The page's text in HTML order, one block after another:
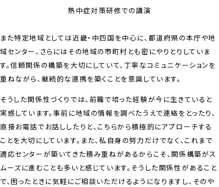
熱中症対策研修での講演
また特定地域としては近畿・中四国を中心に、都道府県の本庁や地
域センター、さらにはその地域の市町村とも密にやりとりしていま
す。信頼関係の構築を大切にしていて、丁寧なコミュニケーションを
重ねながら、継続的な連携を築くことを意識しています。
そうした関係性づくりでは、前職で培った経験が今に生きていると
実感しています。事前に地域の情報を調べたうえで連絡をとったり、
直接お電話でお話ししたりと、こちらから積極的にアプローチする
ことを大切にしています。また、私自身の努力だけでなく、これまで
適応センターが築いてきた積み重ねがあるからこそ、関係構築がス
ムーズに進むことも多いと感じています。そうした関係性があること
で、困ったときに気軽にご相談いただけるようになりますし、そのや